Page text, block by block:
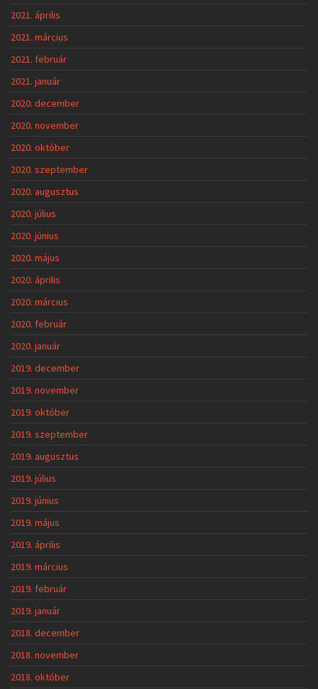
2021. április
2021. március
2021. február
2021. január
2020. december
2020. november
2020. október
2020. szeptember
2020. augusztus
2020. július
2020. június
2020. május
2020. április
2020. március
2020. február
2020. január
2019. december
2019. november
2019. október
2019. szeptember
2019. augusztus
2019. július
2019. június
2019. május
2019. április
2019. március
2019. február
2019. január
2018. december
2018. november
2018. október